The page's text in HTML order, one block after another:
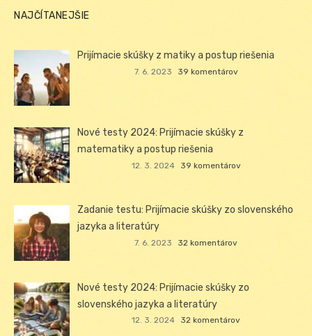
NAJČÍTANEJŠIE
Prijímacie skúšky z matiky a postup riešenia
7. 6. 2023 39 komentárov
Nové testy 2024: Prijímacie skúšky z
matematiky a postup riešenia
12. 3. 2024 39 komentárov
Zadanie testu: Prijímacie skúšky zo slovenského
jazyka a literatúry
7. 6. 2023 32 komentárov
Nové testy 2024: Prijímacie skúšky zo
slovenského jazyka a literatúry
12. 3. 2024 32 komentárov